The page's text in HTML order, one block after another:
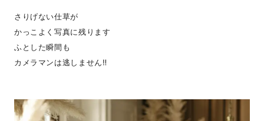
さりげない仕草が
かっこよく写真に残ります
ふとした瞬間も
カメラマンは逃しません‼︎